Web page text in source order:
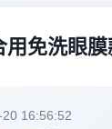
用免洗眼
16:56:52